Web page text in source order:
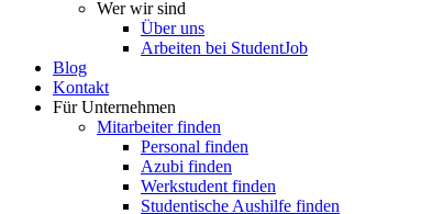
Wer wir sind
Über uns
Arbeiten bei StudentJob
Blog
Kontakt
Für Unternehmen
Mitarbeiter finden
Personal finden
Azubi finden
Werkstudent finden
Studentische Aushilfe finden